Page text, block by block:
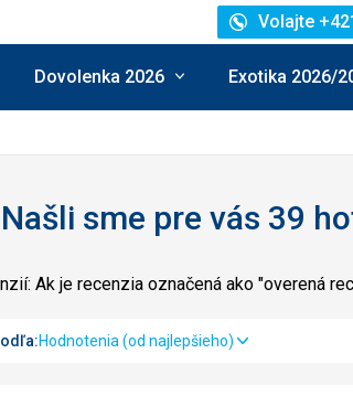
Volajte
Dovolenka 2026 Exotika 2026/
sme pre vás 39
Ak je recenzia označená ako "overená
Hodnotenia (od najlepšieho)